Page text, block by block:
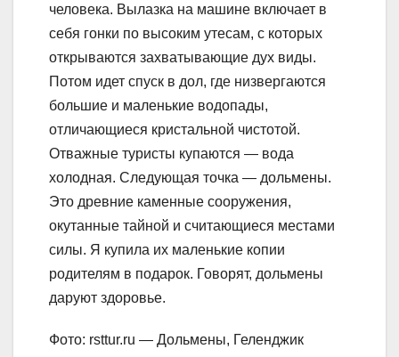
человека. Вылазка на машине включает в
себя гонки по высоким утесам, с которых
открываются захватывающие дух виды.
Потом идет спуск в дол, где низвергаются
большие и маленькие водопады,
отличающиеся кристальной чистотой.
Отважные туристы купаются — вода
холодная. Следующая точка — дольмены.
Это древние каменные сооружения,
окутанные тайной и считающиеся местами
силы. Я купила их маленькие копии
родителям в подарок. Говорят, дольмены
даруют здоровье.
Фото: rsttur.ru — Дольмены, Геленджик